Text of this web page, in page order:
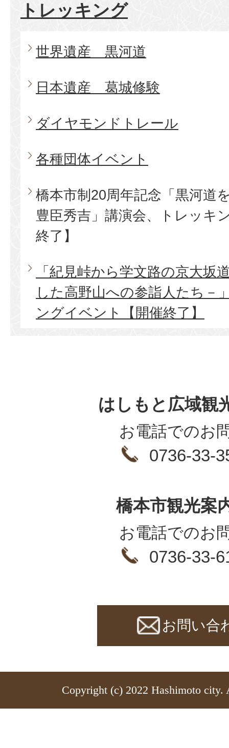
トレッキング
世界遺産 黒河道
日本遺産 葛城修験
ダイヤモンドトレール
各種団体イベント
橋本市制20周年記念「黒河道
豊臣秀吉」講演会、トレッキ
終了】
「紀見峠から学文路の京大坂
した高野山への参詣人たち－
ングイベント【開催終了】
はしもと広域観
お電話でのお
0736-33-
橋本市観光案
お電話でのお
0736-33-
お問い合
Copyright (c) 2022 Hashimoto city.